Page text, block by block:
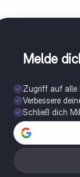
Melde
Zugriff auf alle
Verbessere
Schließ dich